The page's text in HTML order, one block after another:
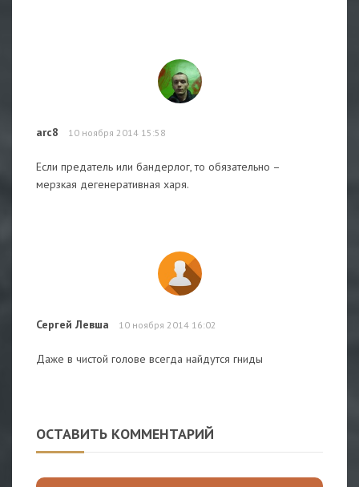
arc8 10 ноября 2014 15:58
Если предатель или бандерлог, то обязательно –
мерзкая дегенеративная харя.
Сергей Левша 10 ноября 2014 16:02
Даже в чистой голове всегда найдутся гниды
ОСТАВИТЬ КОММЕНТАРИЙ